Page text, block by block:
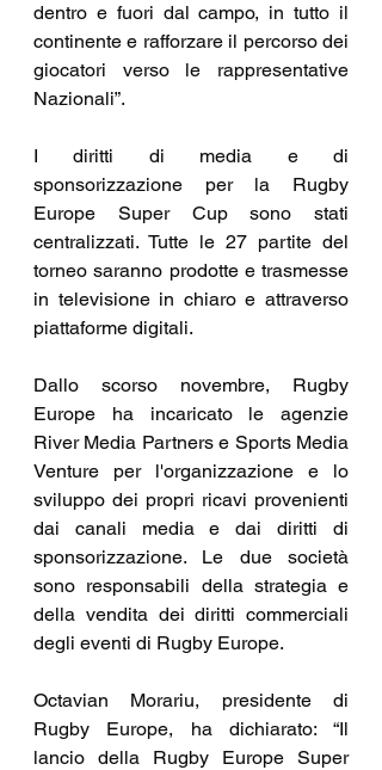
dentro e fuori dal campo, in tutto il
continente e rafforzare il percorso dei
giocatori verso le rappresentative
Nazionali”.
I diritti di media e di
sponsorizzazione per la Rugby
Europe Super Cup sono stati
centralizzati. Tutte le 27 partite del
torneo saranno prodotte e trasmesse
in televisione in chiaro e attraverso
piattaforme digitali.
Dallo scorso novembre, Rugby
Europe ha incaricato le agenzie
River Media Partners e Sports Media
Venture per l'organizzazione e lo
sviluppo dei propri ricavi provenienti
dai canali media e dai diritti di
sponsorizzazione. Le due società
sono responsabili della strategia e
della vendita dei diritti commerciali
degli eventi di Rugby Europe.
Octavian Morariu, presidente di
Rugby Europe, ha dichiarato: “Il
lancio della Rugby Europe Super